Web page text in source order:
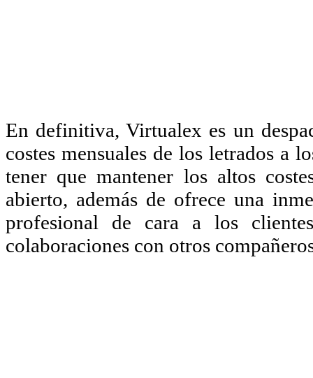
En definitiva, Virtualex es un
costes mensuales de los letrados a
tener que mantener los altos
abierto, además de ofrece una
profesional de cara a los
colaboraciones con otros